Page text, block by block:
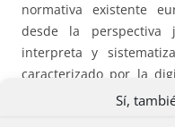
Sí,
normativa existente
desde la perspectiva
interpreta y
caracterizado por la
(UE) 2023/2844,
europeo, de obligado